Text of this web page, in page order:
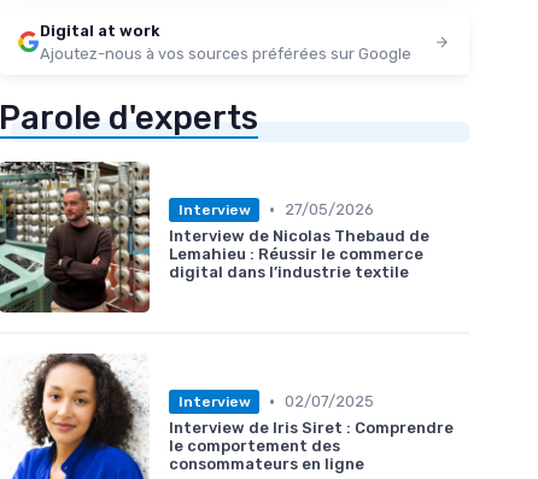
Digital at work
Ajoutez-nous à vos sources préférées sur Google
Parole d'experts
Interview •
27/05/2026
Interview de Nicolas Thebaud de
Lemahieu : Réussir le commerce
digital dans l’industrie textile
Interview • 02/07/2025
Interview de Iris Siret : Comprendre
le comportement des
consommateurs en ligne